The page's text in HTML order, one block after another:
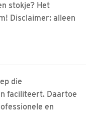
stokje? Het
Disclaimer: alleen
die
faciliteert. Daartoe
en